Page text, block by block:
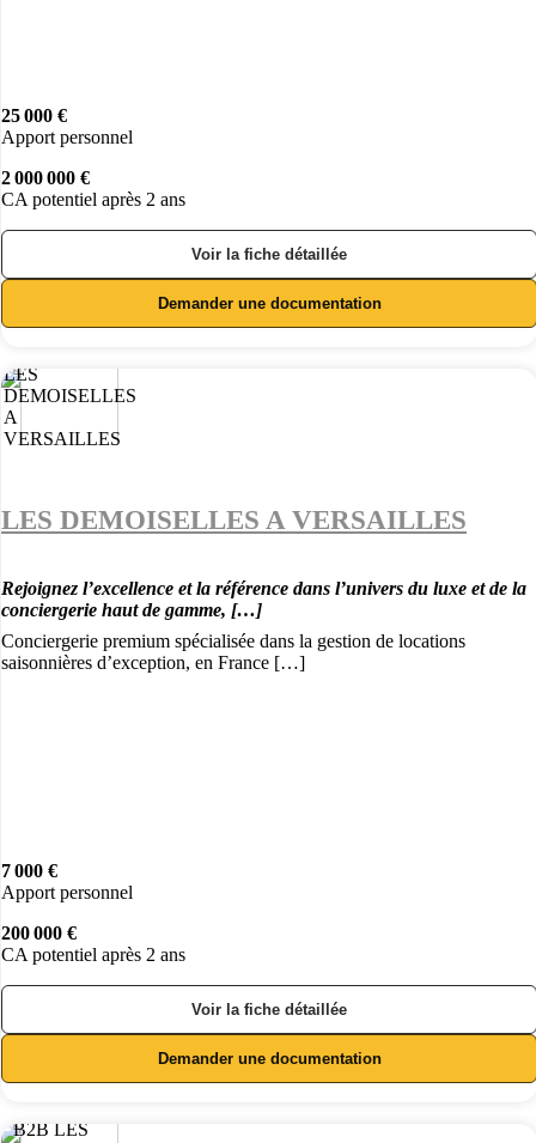
25 000 €
Apport personnel
2 000 000 €
CA potentiel après 2 ans
Voir la fiche détaillée
Demander une documentation
LES DEMOISELLES A VERSAILLES
Rejoignez l’excellence et la référence dans l’univers du luxe et de la
conciergerie haut de gamme, […]
Conciergerie premium spécialisée dans la gestion de locations
saisonnières d’exception, en France […]
7 000 €
Apport personnel
200 000 €
CA potentiel après 2 ans
Voir la fiche détaillée
Demander une documentation